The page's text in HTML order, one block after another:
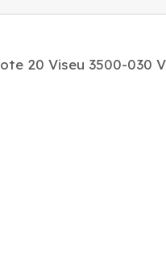
20 Viseu 3500-030